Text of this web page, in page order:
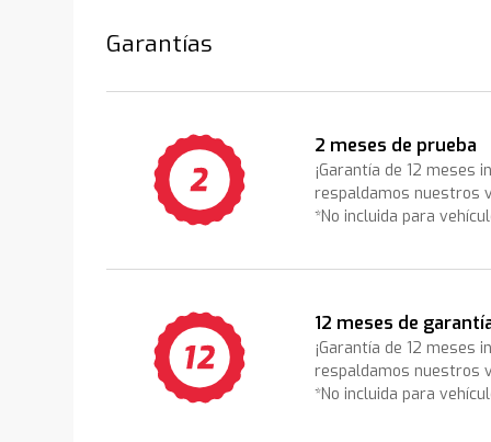
Garantías
2 meses de prueba
¡Garantía de 12 meses
respaldamos nuestros
*No incluida para
12 meses de
¡Garantía de 12 meses
respaldamos nuestros
*No incluida para